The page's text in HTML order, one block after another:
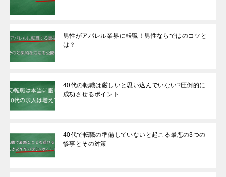
男性がアパレル業界に転職！男性ならではのコツと
は？
40代の転職は厳しいと思い込んでいない?圧倒的に
成功させるポイント
40代で転職の準備していないと起こる最悪の3つの
惨事とその対策